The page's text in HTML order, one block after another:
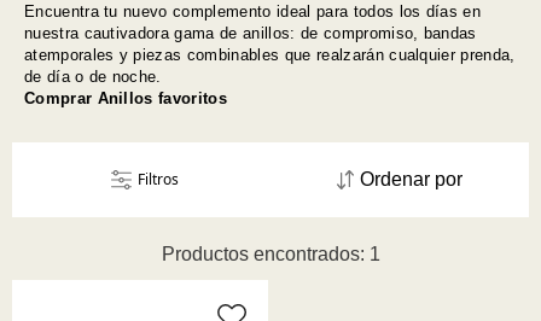
Encuentra tu nuevo complemento ideal para todos los días en
nuestra cautivadora gama de anillos: de compromiso, bandas
atemporales y piezas combinables que realzarán cualquier prenda,
de día o de noche.
Comprar Anillos favoritos
Productos encontrados: 1
Ordenar por
Mejor descuento
Filtros